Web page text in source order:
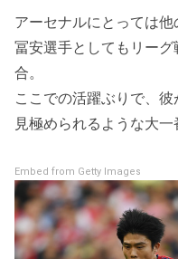
アーセナルにとっては他
冨安選手としてもリー
合。
ここでの活躍ぶりで、彼
見極められるような大一
Embed from Getty Images